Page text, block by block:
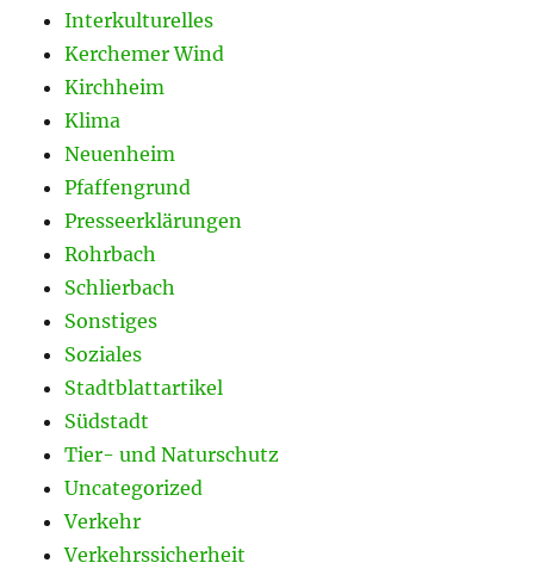
Interkulturelles
Kerchemer Wind
Kirchheim
Klima
Neuenheim
Pfaffengrund
Presseerklärungen
Rohrbach
Schlierbach
Sonstiges
Soziales
Stadtblattartikel
Südstadt
Tier- und Naturschutz
Uncategorized
Verkehr
Verkehrssicherheit